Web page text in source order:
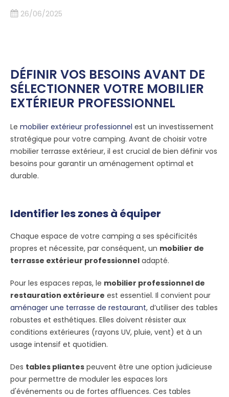
26/06/2025
DÉFINIR VOS BESOINS AVANT DE
SÉLECTIONNER VOTRE MOBILIER
EXTÉRIEUR PROFESSIONNEL
Le mobilier extérieur professionnel est un investissement
stratégique pour votre camping. Avant de choisir votre
mobilier terrasse extérieur, il est crucial de bien définir vos
besoins pour garantir un aménagement optimal et
durable.
Identifier les zones à équiper
Chaque espace de votre camping a ses spécificités
propres et nécessite, par conséquent, un mobilier de
terrasse extérieur professionnel adapté.
Pour les espaces repas, le mobilier professionnel de
restauration extérieure est essentiel. Il convient pour
aménager une terrasse de restaurant, d’utiliser des tables
robustes et esthétiques. Elles doivent résister aux
conditions extérieures (rayons UV, pluie, vent) et à un
usage intensif et quotidien.
Des tables pliantes peuvent être une option judicieuse
pour permettre de moduler les espaces lors
d'événements ou de fortes affluences. Ces tables